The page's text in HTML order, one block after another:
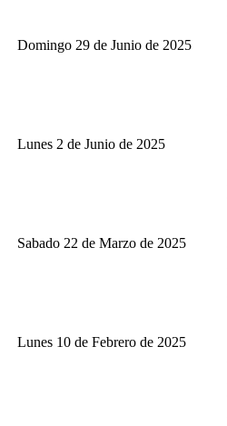
Domingo 29 de Junio de 2025
Lunes 2 de Junio de 2025
Sabado 22 de Marzo de 2025
Lunes 10 de Febrero de 2025